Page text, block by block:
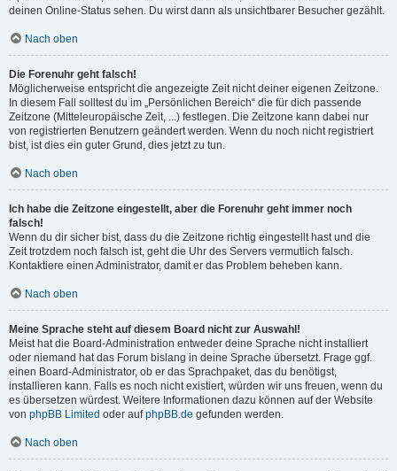
deinen Online-Status sehen. Du wirst dann als unsichtbarer Besucher gezählt.
Nach oben
Die Forenuhr geht falsch!
Möglicherweise entspricht die angezeigte Zeit nicht deiner eigenen Zeitzone.
In diesem Fall solltest du im „Persönlichen Bereich“ die für dich passende
Zeitzone (Mitteleuropäische Zeit, ...) festlegen. Die Zeitzone kann dabei nur
von registrierten Benutzern geändert werden. Wenn du noch nicht registriert
bist, ist dies ein guter Grund, dies jetzt zu tun.
Nach oben
Ich habe die Zeitzone eingestellt, aber die Forenuhr geht immer noch
falsch!
Wenn du dir sicher bist, dass du die Zeitzone richtig eingestellt hast und die
Zeit trotzdem noch falsch ist, geht die Uhr des Servers vermutlich falsch.
Kontaktiere einen Administrator, damit er das Problem beheben kann.
Nach oben
Meine Sprache steht auf diesem Board nicht zur Auswahl!
Meist hat die Board-Administration entweder deine Sprache nicht installiert
oder niemand hat das Forum bislang in deine Sprache übersetzt. Frage ggf.
einen Board-Administrator, ob er das Sprachpaket, das du benötigst,
installieren kann. Falls es noch nicht existiert, würden wir uns freuen, wenn du
es übersetzen würdest. Weitere Informationen dazu können auf der Website
von phpBB Limited oder aufphpBB.de gefunden werden.
Nach oben